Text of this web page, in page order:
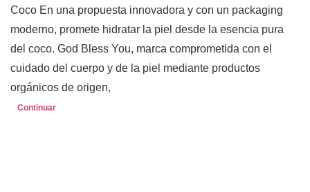
Coco En una propuesta innovadora y con un packaging
moderno, promete hidratar la piel desde la esencia pura
del coco. God Bless You, marca comprometida con el
cuidado del cuerpo y de la piel mediante productos
orgánicos de origen,
Continuar